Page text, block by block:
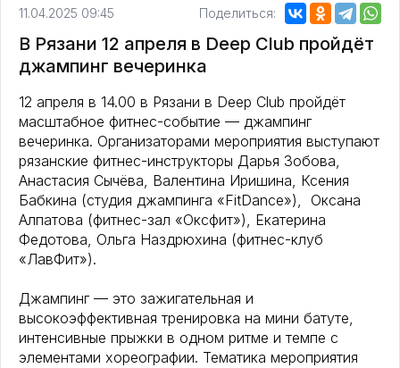
11.04.2025 09:45 Поделиться:
В Рязани 12 апреля в Deep Club пройдёт
джампинг вечеринка
12 апреля в 14.00 в Рязани в Deep Club пройдёт
масштабное фитнес-событие — джампинг
вечеринка. Организаторами мероприятия выступают
рязанские фитнес-инструкторы Дарья Зобова,
Анастасия Сычёва, Валентина Иришина, Ксения
Бабкина (студия джампинга «FitDance»), Оксана
Алпатова (фитнес-зал «Оксфит»), Екатерина
Федотова, Ольга Наздрюхина (фитнес-клуб
«ЛавФит»).
Джампинг — это зажигательная и
высокоэффективная тренировка на мини батуте,
интенсивные прыжки в одном ритме и темпе с
элементами хореографии. Тематика мероприятия